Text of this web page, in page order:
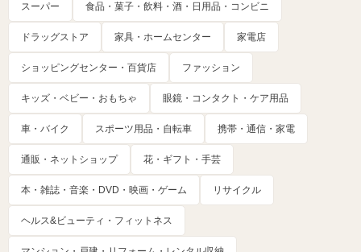
スーパー 食品・菓子・飲料・酒・日用品・コンビニ
ドラッグストア 家具・ホームセンター 家電店
ショッピングセンター・百貨店 ファッション
キッズ・ベビー・おもちゃ 眼鏡・コンタクト・ケア用品
車・バイク スポーツ用品・自転車 携帯・通信・家電
通販・ネットショップ 花・ギフト・手芸
本・雑誌・音楽・DVD・映画・ゲーム リサイクル
ヘルス&ビューティ・フィットネス